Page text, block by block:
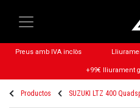
Preus amb IVA inclòs
+99€ lliurament
Productos SUZUKI LTZ 400